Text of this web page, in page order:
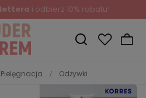
i odbierz 10% rabatu!
Pielęgnacja Odżywki